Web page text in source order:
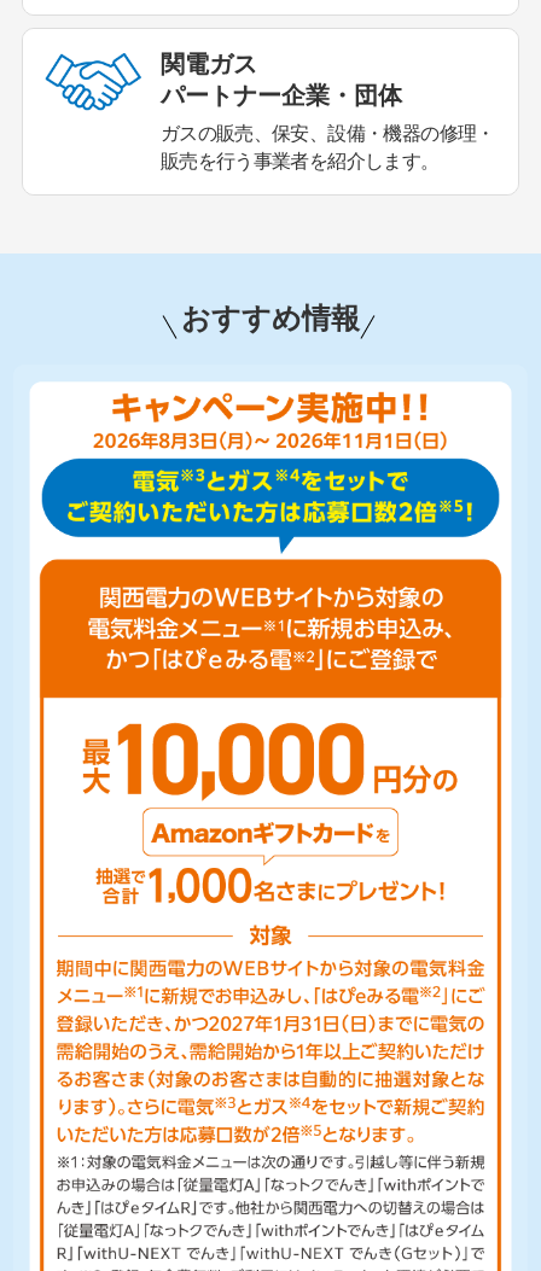
関電ガス
パートナー企業・団体
ガスの販売、保安、設備・機器の修理・
販売を行う事業者を紹介します。
おすすめ情報